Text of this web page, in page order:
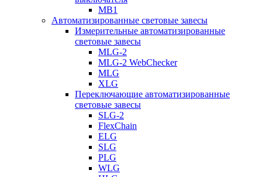
MB1
Автоматизированные световые завесы
Измерительные автоматизированные
световые завесы
MLG-2
MLG-2 WebChecker
MLG
XLG
Переключающие автоматизированные
световые завесы
SLG-2
FlexChain
ELG
SLG
PLG
WLG